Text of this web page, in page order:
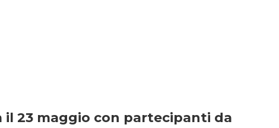
il 23 maggio con partecipanti da